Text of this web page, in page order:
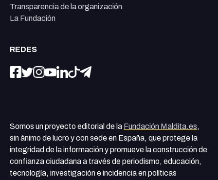
Transparencia de la organización
La Fundación
REDES
Somos un proyecto editorial de la Fundación Maldita.es,
sin ánimo de lucro y con sede en España, que protege la
integridad de la información y promueve la construcción de
confianza ciudadana a través de periodismo, educación,
tecnología, investigación e incidencia en políticas